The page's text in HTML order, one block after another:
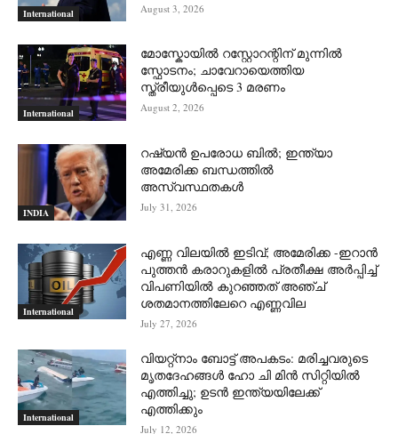
International August 3, 2026
International
മോസ്കോയിൽ റസ്റ്റോറന്റിന് മുന്നിൽ
സ്ഫോടനം; ചാവേറായെത്തിയ
സ്ത്രീയുൾപ്പെടെ 3 മരണം
August 2, 2026
INDIA
റഷ്യന്‍ ഉപരോധ ബില്‍; ഇന്ത്യാ
അമേരിക്ക ബന്ധത്തില്‍
അസ്വസ്ഥതകള്‍
July 31, 2026
International
എണ്ണ വിലയില്‍ ഇടിവ്; അമേരിക്ക -ഇറാന്‍
പുത്തന്‍ കരാറുകളില്‍ പ്രതീക്ഷ അര്‍പ്പിച്ച്
വിപണിയില്‍ കുറഞ്ഞത് അഞ്ച്
ശതമാനത്തിലേറെ എണ്ണവില
July 27, 2026
International
വിയറ്റ്നാം ബോട്ട് അപകടം: മരിച്ചവരുടെ
മൃതദേഹങ്ങൾ ഹോ ചി മിൻ സിറ്റിയിൽ
എത്തിച്ചു; ഉടൻ ഇന്ത്യയിലേക്ക്
എത്തിക്കും
July 12, 2026